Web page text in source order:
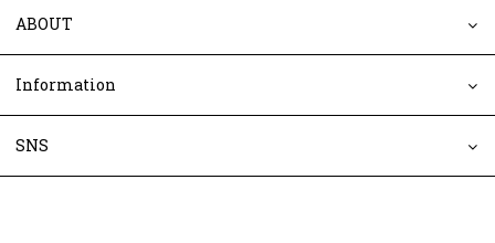
ABOUT
Information
SNS